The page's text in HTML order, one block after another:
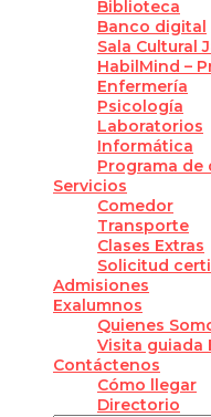
Biblioteca
Banco digital
Sala Cultural
HabilMind –
Enfermería
Psicología
Laboratorios
Informática
Programa
Servicios
Comedor
Transporte
Clases Extras
Solicitud
Admisiones
Exalumnos
Quienes
Visita guiada
Contáctenos
Cómo llegar
Directorio